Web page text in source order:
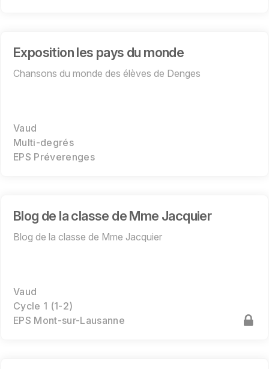
Exposition les pays du monde
Chansons du monde des élèves de Denges
Vaud
Multi-degrés
EPS Préverenges
Blog de la classe de Mme Jacquier
Blog de la classe de Mme Jacquier
Vaud
Cycle 1 (1-2)
EPS Mont-sur-Lausanne